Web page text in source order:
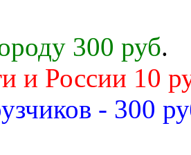
300 руб.
и России 10
- 300